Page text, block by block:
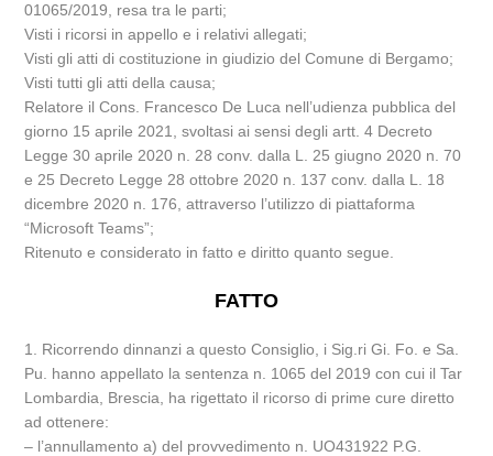
01065/2019, resa tra le parti;
Visti i ricorsi in appello e i relativi allegati;
Visti gli atti di costituzione in giudizio del Comune di Bergamo;
Visti tutti gli atti della causa;
Relatore il Cons. Francesco De Luca nell’udienza pubblica del
giorno 15 aprile 2021, svoltasi ai sensi degli artt. 4 Decreto
Legge 30 aprile 2020 n. 28 conv. dalla L. 25 giugno 2020 n. 70
e 25 Decreto Legge 28 ottobre 2020 n. 137 conv. dalla L. 18
dicembre 2020 n. 176, attraverso l’utilizzo di piattaforma
“Microsoft Teams”;
Ritenuto e considerato in fatto e diritto quanto segue.
FATTO
1. Ricorrendo dinnanzi a questo Consiglio, i Sig.ri Gi. Fo. e Sa.
Pu. hanno appellato la sentenza n. 1065 del 2019 con cui il Tar
Lombardia, Brescia, ha rigettato il ricorso di prime cure diretto
ad ottenere:
– l’annullamento a) del provvedimento n. UO431922 P.G.